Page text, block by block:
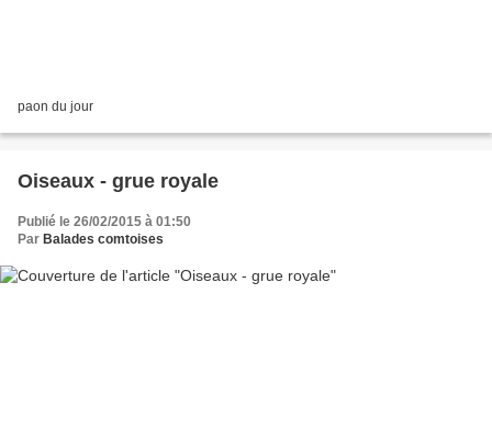
paon du jour
Oiseaux - grue royale
Publié le 26/02/2015 à 01:50
Par Balades comtoises